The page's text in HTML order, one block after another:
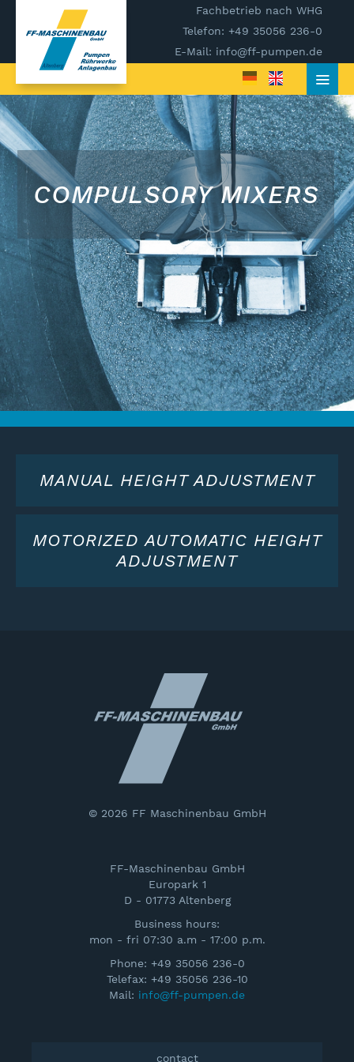
Fachbetrieb nach WHG
Telefon: +49 35056 236-0
E-Mail: info@ff-pumpen.de
COMPULSORY MIXERS
MANUAL HEIGHT ADJUSTMENT
MOTORIZED AUTOMATIC HEIGHT
ADJUSTMENT
© 2026 FF Maschinenbau GmbH
FF-Maschinenbau GmbH
Europark 1
D - 01773 Altenberg
Business hours:
mon - fri 07:30 a.m - 17:00 p.m.
Phone: +49 35056 236-0
Telefax: +49 35056 236-10
Mail: info@ff-pumpen.de
contact